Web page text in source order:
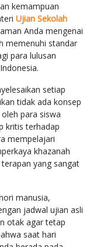
kemampuan
Ujian Sekolah
Anda mengenai
memenuhi standar
para lulusan
setiap
tidak ada konsep
para siswa
kritis terhadap
mempelajari
khazanah
yang sangat
manusia,
jadwal ujian asli
otak agar tetap
saat hari